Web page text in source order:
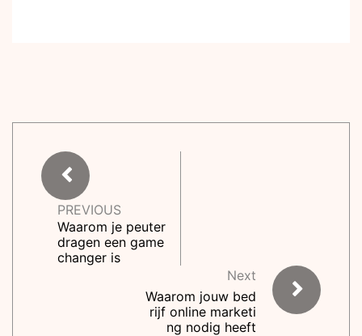
PREVIOUS
Waarom je peuter
dragen een game
changer is
Next
Waarom jouw bed
rijf online marketi
ng nodig heeft